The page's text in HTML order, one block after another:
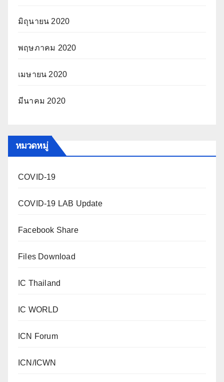
มิถุนายน 2020
พฤษภาคม 2020
เมษายน 2020
มีนาคม 2020
หมวดหมู่
COVID-19
COVID-19 LAB Update
Facebook Share
Files Download
IC Thailand
IC WORLD
ICN Forum
ICN/ICWN